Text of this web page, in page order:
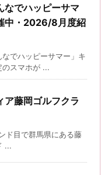
なでハッピーサマ
中・2026/8月度紹
でハッピーサマー」キ
のスマホが ...
ア藤岡ゴルフクラ
目で群馬県にある藤
...